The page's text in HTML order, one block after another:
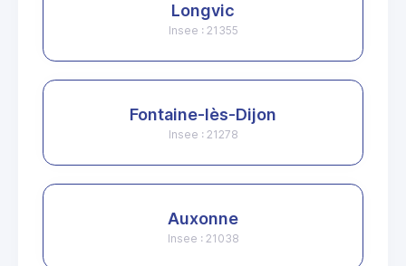
Longvic
Insee : 21355
Fontaine-lès-Dijon
Insee : 21278
Auxonne
Insee : 21038